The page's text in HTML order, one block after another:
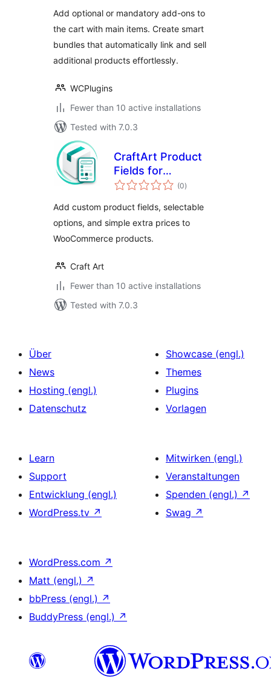
Add optional or mandatory add-ons to
the cart with main items. Create smart
bundles that automatically link and sell
additional products effortlessly.
WCPlugins
Fewer than 10 active installations
Tested with 7.0.3
CraftArt Product
Fields for
WooCommerce
(0total
ratings
)
Add custom product fields, selectable
options, and simple extra prices to
WooCommerce products.
Craft Art
Fewer than 10 active installations
Tested with 7.0.3
Über
News
Hosting (engl.)
Datenschutz
Showcase (engl.)
Themes
Plugins
Vorlagen
Learn
Support
Entwicklung (engl.)
WordPress.tv ↗
Mitwirken (engl.)
Veranstaltungen
Spenden (engl.) ↗
Swag ↗
WordPress.com ↗
Matt (engl.) ↗
bbPress (engl.) ↗
BuddyPress (engl.) ↗